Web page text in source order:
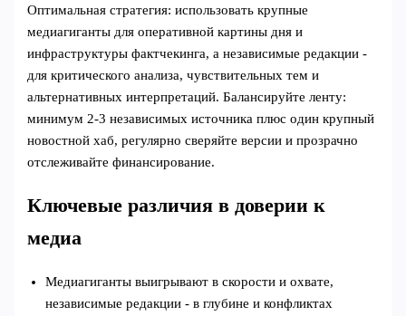
Оптимальная стратегия: использовать крупные
медиагиганты для оперативной картины дня и
инфраструктуры фактчекинга, а независимые редакции -
для критического анализа, чувствительных тем и
альтернативных интерпретаций. Балансируйте ленту:
минимум 2-3 независимых источника плюс один крупный
новостной хаб, регулярно сверяйте версии и прозрачно
отслеживайте финансирование.
Ключевые различия в доверии к
медиа
Медиагиганты выигрывают в скорости и охвате,
независимые редакции - в глубине и конфликтах